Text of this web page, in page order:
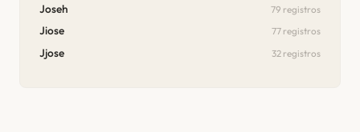
Joseh 79 registros
Jiose 77 registros
Jjose 32 registros